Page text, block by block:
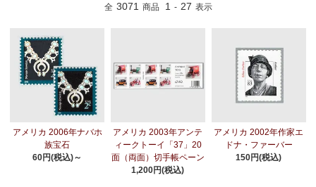
全 3071 商品 1 - 27 表示
アメリカ 2006年ナバホ
族宝石
60円(税込)～
アメリカ 2003年アンテ
ィークトーイ「37」20
面（両面）切手帳ペーン
1,200円(税込)
アメリカ 2002年作家エ
ドナ・ファーバー
150円(税込)